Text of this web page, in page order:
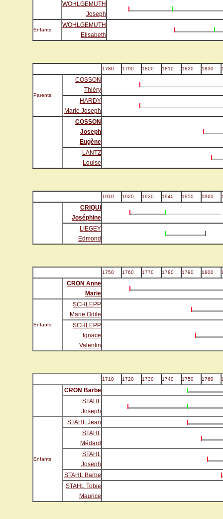
WOHLGEMUTH
Joseph
Enfants
WOHLGEMUTH
Elisabeth
1780 1790 1800 1810 1820 1830
Parents
COSSON
Thiéry
HARDY
Marie Joseph
COSSON
Joseph
Eugène
LANTZ
Louise
1910 1920 1930 1940 1950 1960
CRIQUI
Joséphine
LIEGEY
Edmond
1750 1760 1770 1780 1790 1800
CRON Anne
Marie
Enfants
SCHLEPP
Marie Odile
SCHLEPP
Ignace
Valentin
1710 1720 1730 1740 1750 1760
CRON Barbe
STAHL
Joseph
Enfants
STAHL Jean
STAHL
Médard
STAHL
Joseph
STAHL Barbe
STAHL Tobie
Maurice